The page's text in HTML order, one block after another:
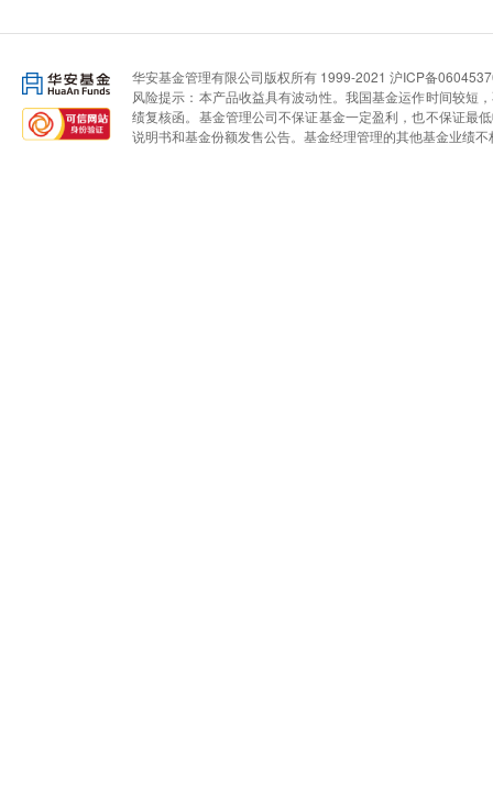
华安基金管理有限公司版权所有 1999-2021 沪ICP备
风险提示：本产品收益具有波动性。我国基金运作时间较短
绩复核函。基金管理公司不保证基金一定盈利，也不保证最
说明书和基金份额发售公告。基金经理管理的其他基金业绩